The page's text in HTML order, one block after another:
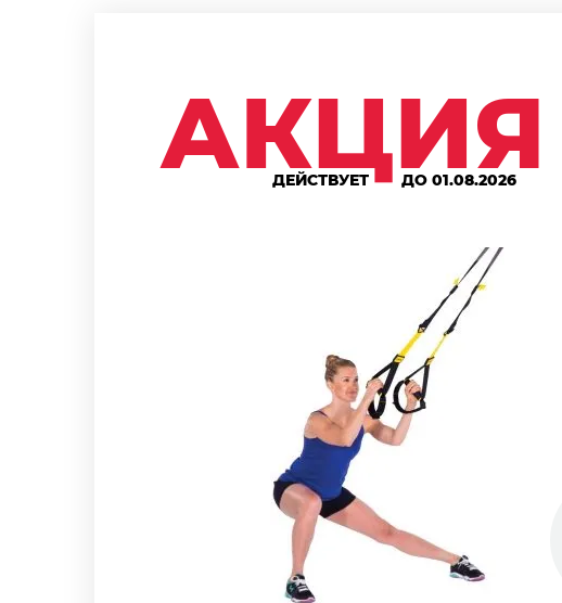
АКЦИЯ
ДЕЙСТВУЕТ ДО 01.08.2026